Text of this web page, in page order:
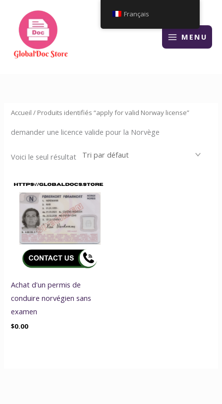
contenu
MENU
Accueil / Produits identifiés “apply for valid Norway license”
demander une licence valide pour la Norvège
Voici le seul résultat
Achat d'un permis de
conduire norvégien sans
examen
$0.00
Français